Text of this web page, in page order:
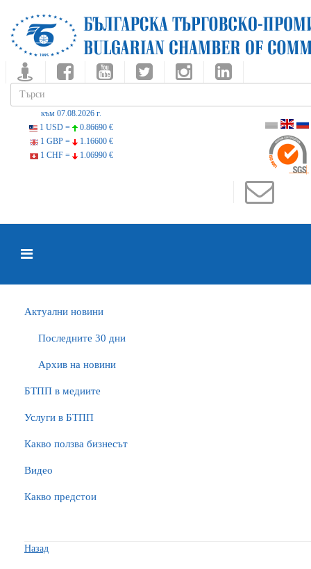
към 07.08.2026 г.
1 USD =
0.86690 €
1 GBP =
1.16600 €
1 CHF =
1.06990 €
Актуални новини
Последните 30 дни
Архив на новини
БTПП в медиите
Услуги в БТПП
Какво ползва бизнесът
Видео
Какво предстои
Назад